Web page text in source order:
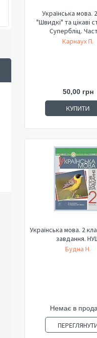
Українська мова.
"Швидкі" та цікаві
Супербліц.
Карнаух П.
50,00 грн
КУПИТИ
Українська мова. 2
завдання.
Будна Н.
Немає в